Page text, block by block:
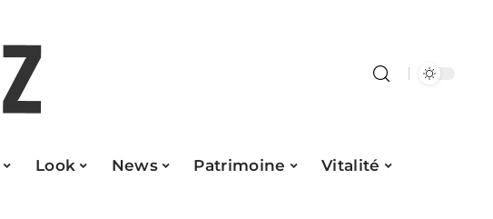
Look News Patrimoine
Vitalité